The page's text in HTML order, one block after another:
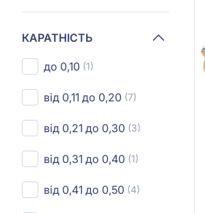
КАРАТНІСТЬ
до 0,10 (1)
від 0,11 до 0,20 (7)
від 0,21 до 0,30 (3)
від 0,31 до 0,40 (1)
від 0,41 до 0,50 (4)